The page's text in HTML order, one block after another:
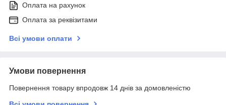
Оплата на рахунок
Оплата за реквізитами
Всі умови оплати
Умови повернення
Повернення товару впродовж 14 днів за домовленістю